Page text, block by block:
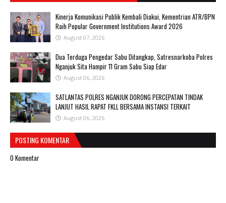
Kinerja Komunikasi Publik Kembali Diakui, Kementrian ATR/BPN
Raih Popular Government Institutions Award 2026
August 07, 2026
Dua Terduga Pengedar Sabu Ditangkap, Satresnarkoba Polres
Nganjuk Sita Hampir 11 Gram Sabu Siap Edar
August 06, 2026
SATLANTAS POLRES NGANJUK DORONG PERCEPATAN TINDAK
LANJUT HASIL RAPAT FKLL BERSAMA INSTANSI TERKAIT
August 06, 2026
POSTING KOMENTAR
0 Komentar